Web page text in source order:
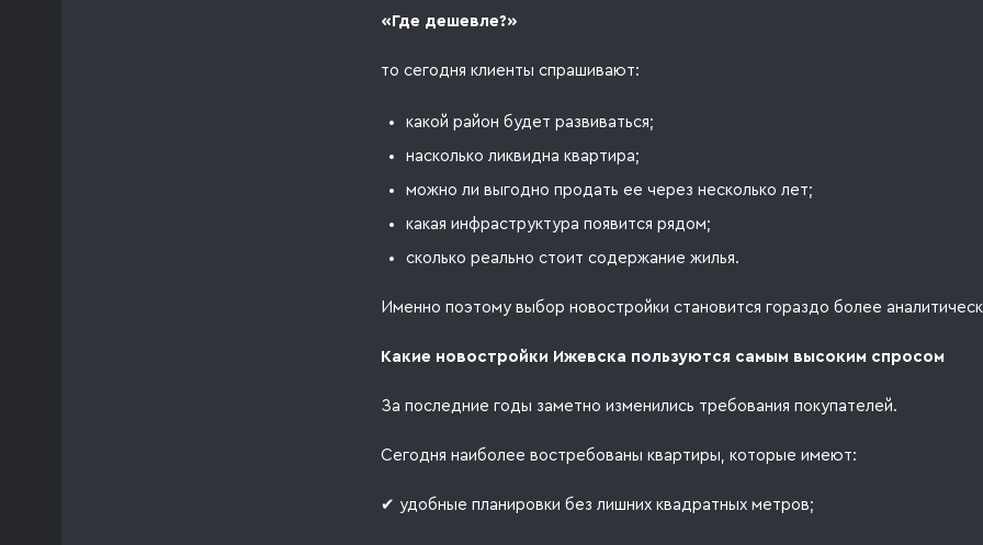
«Где дешевле?»
то сегодня клиенты спрашивают:
какой район будет развиваться;
насколько ликвидна квартира;
можно ли выгодно продать ее через несколько лет;
какая инфраструктура появится рядом;
сколько реально стоит содержание жилья.
Именно поэтому выбор новостройки становится гораздо более
Какие новостройки Ижевска пользуются самым высоким спросом
За последние годы заметно изменились требования покупателей.
Сегодня наиболее востребованы квартиры, которые имеют:
✔ удобные планировки без лишних квадратных метров;